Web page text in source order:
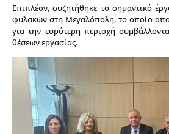
Επιπλέον, συζητήθηκε το σημαντικό
φυλακών στη Μεγαλόπολη, το οποίο
για την ευρύτερη περιοχή
θέσεων εργασίας.